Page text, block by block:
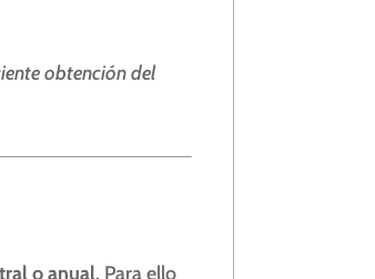
obtención del
o anual. Para ello